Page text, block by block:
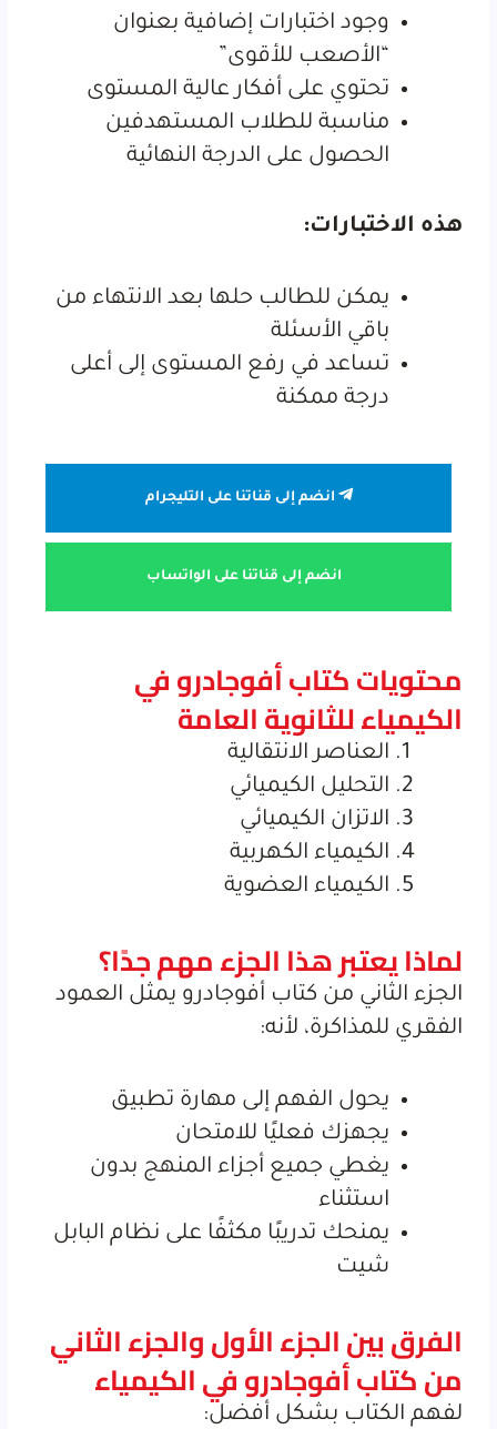
وجود اختبارات إضافية بعنوان
“الأصعب للأقوى”
تحتوي على أفكار عالية المستوى
مناسبة للطلاب المستهدفين
الحصول على الدرجة النهائية
هذه الاختبارات:
يمكن للطالب حلها بعد الانتهاء من
باقي الأسئلة
تساعد في رفع المستوى إلى أعلى
درجة ممكنة
انضم إلى قناتنا على التليجرام
انضم إلى قناتنا على الواتساب
محتويات كتاب أفوجادرو في
الكيمياء للثانوية العامة
العناصر الانتقالية
التحليل الكيميائي
الاتزان الكيميائي
الكيمياء الكهربية
الكيمياء العضوية
لماذا يعتبر هذا الجزء مهم جدًا؟
الجزء الثاني من كتاب أفوجادرو يمثل العمود
الفقري للمذاكرة، لأنه:
يحول الفهم إلى مهارة تطبيق
يجهزك فعليًا للامتحان
يغطي جميع أجزاء المنهج بدون
استثناء
يمنحك تدريبًا مكثفًا على نظام البابل
شيت
الفرق بين الجزء الأول والجزء الثاني
من كتاب أفوجادرو في الكيمياء
لفهم الكتاب بشكل أفضل: